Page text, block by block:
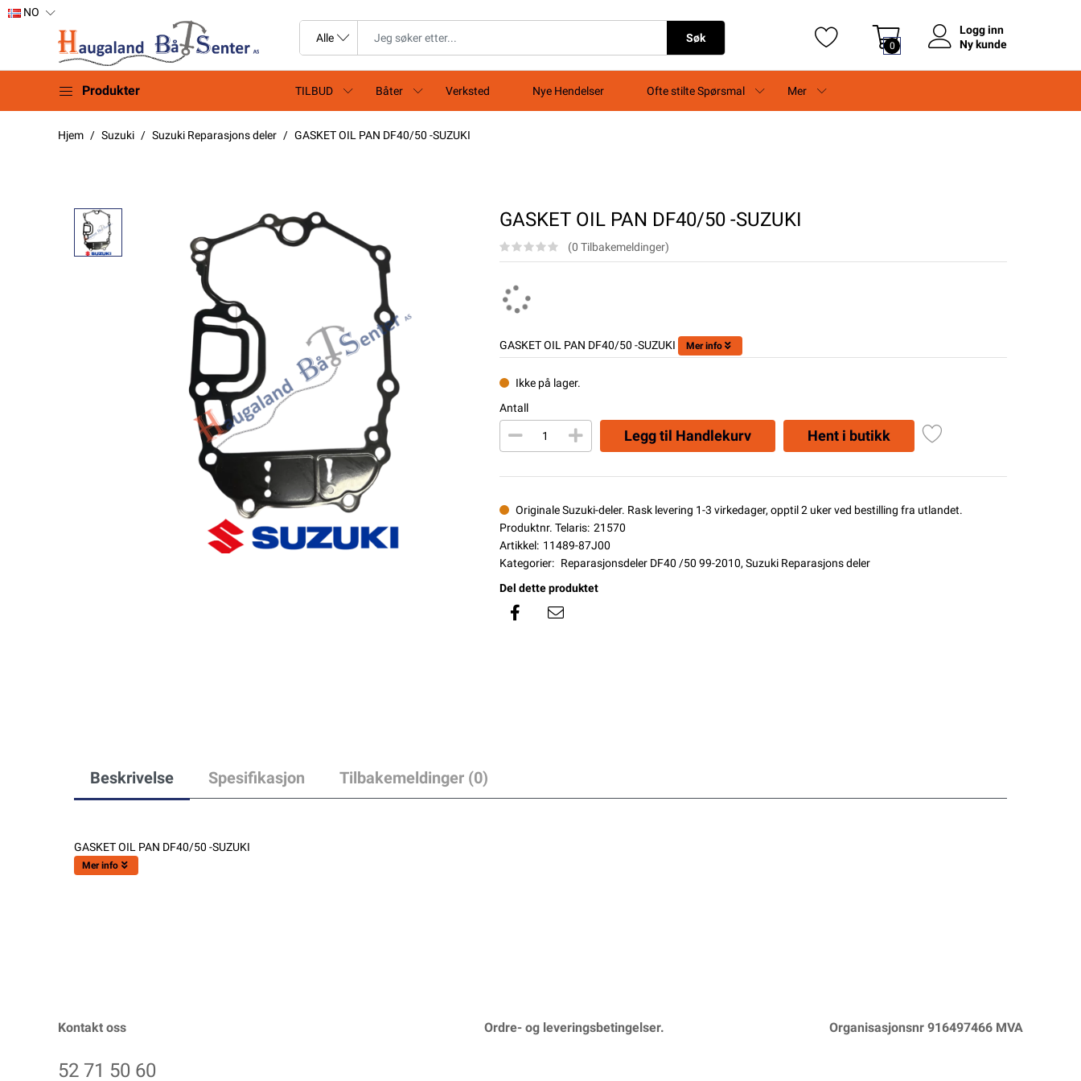
NO
Søk
0
Logg inn
Ny kunde
Produkter TILBUD Båter Verksted Nye Hendelser Ofte stilte Spørsmal Mer
Hjem Suzuki Suzuki Reparasjons deler GASKET OIL PAN DF40/50 -SUZUKI
GASKET OIL PAN DF40/50 -SUZUKI
(0 Tilbakemeldinger)
GASKET OIL PAN DF40/50 -SUZUKI Mer info
Ikke på lager.
Antall
Legg til Handlekurv Hent i butikk
Originale Suzuki-deler. Rask levering 1-3 virkedager, opptil 2 uker ved bestilling fra utlandet.
Produktnr. Telaris: 21570
Artikkel: 11489-87J00
Kategorier: Reparasjonsdeler DF40 /50 99-2010, Suzuki Reparasjons deler
Del dette produktet
Beskrivelse Spesifikasjon Tilbakemeldinger (0)
GASKET OIL PAN DF40/50 -SUZUKI
Mer info
Kontakt oss
52 71 50 60
Ordre- og leveringsbetingelser. Organisasjonsnr 916497466 MVA